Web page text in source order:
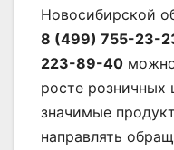
Новосибирской
8 (499) 755-23-
223-89-40
росте розничных
значимые
направлять